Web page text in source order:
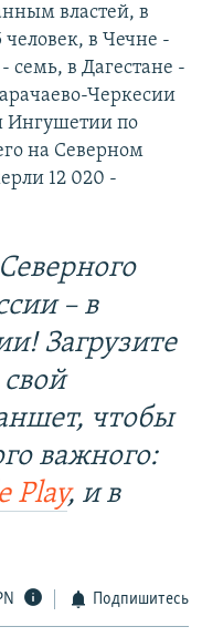
властей, в
в Чечне -
семь, в Дагестане -
Черкесии
Ингушетии по
на Северном
12 020 -
– в
Загрузите
чтобы
важного:
Play, и в
Подпишитесь